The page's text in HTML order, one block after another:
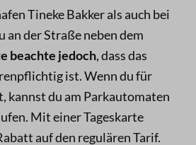
Tineke Bakker als auch bei
an der Straße neben dem
beachte jedoch, dass das
ist. Wenn du für
kannst du am Parkautomaten
Mit einer Tageskarte
auf den regulären Tarif.